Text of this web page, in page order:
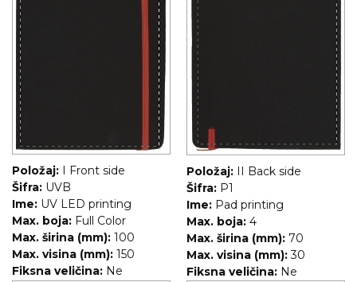
Položaj: I Front side
Šifra: UVB
Ime: UV LED printing
Max. boja: Full Color
Max. širina (mm): 100
Max. visina (mm): 150
Fiksna veličina: Ne
Položaj: II Back side
Šifra: P1
Ime: Pad printing
Max. boja: 4
Max. širina (mm): 70
Max. visina (mm): 30
Fiksna veličina: Ne